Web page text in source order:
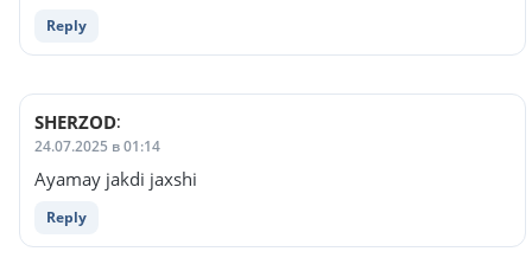
Reply
SHERZOD:
24.07.2025 в 01:14
Ayamay jakdi jaxshi
Reply